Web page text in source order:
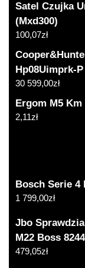
Satel Czujka
(Mxd300)
100,07zł
Hp08Uimprk-P
30 599,00zł
Ergom M5 Km
2,11zł
Bosch Serie 4
1 799,00zł
Jbo
M22 Boss
479,05zł